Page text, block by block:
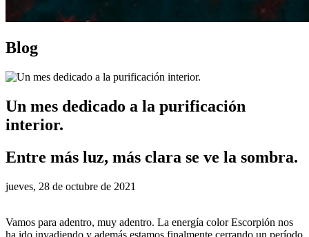
Blog
Un mes dedicado a la purificación
interior.
Entre más luz, más clara se ve la sombra.
jueves, 28 de octubre de 2021
Vamos para adentro, muy adentro. La energía color Escorpión nos
ha ido invadiendo y además estamos finalmente cerrando un período